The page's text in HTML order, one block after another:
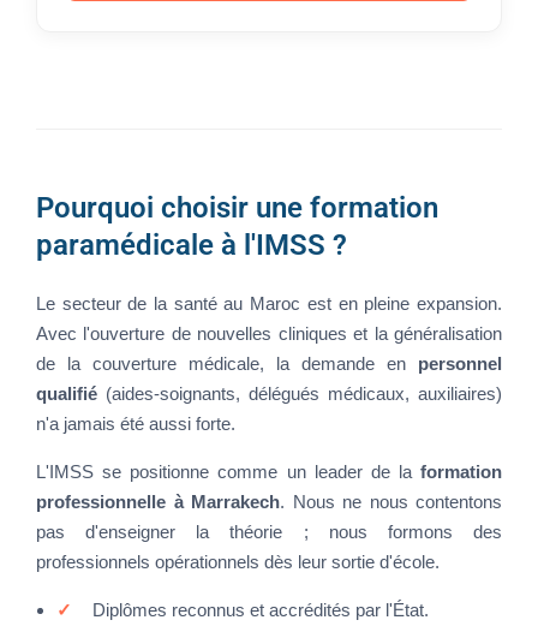
Pourquoi choisir une formation
paramédicale à l'IMSS ?
Le secteur de la santé au Maroc est en pleine expansion.
Avec l'ouverture de nouvelles cliniques et la généralisation
de la couverture médicale, la demande en personnel
qualifié (aides-soignants, délégués médicaux, auxiliaires)
n'a jamais été aussi forte.
L'IMSS se positionne comme un leader de la formation
professionnelle à Marrakech. Nous ne nous contentons
pas d'enseigner la théorie ; nous formons des
professionnels opérationnels dès leur sortie d'école.
Diplômes reconnus et accrédités par l'État.